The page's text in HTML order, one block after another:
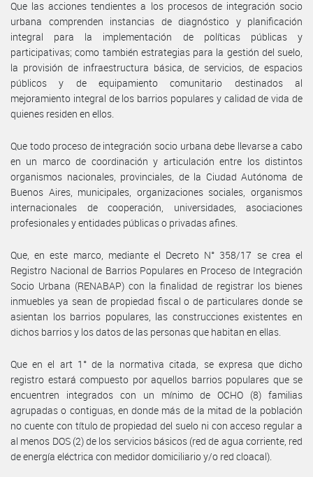
Que las acciones tendientes a los procesos de integración socio
urbana comprenden instancias de diagnóstico y planificación
integral para la implementación de políticas públicas y
participativas; como también estrategias para la gestión del suelo,
la provisión de infraestructura básica, de servicios, de espacios
públicos y de equipamiento comunitario destinados al
mejoramiento integral de los barrios populares y calidad de vida de
quienes residen en ellos.
Que todo proceso de integración socio urbana debe llevarse a cabo
en un marco de coordinación y articulación entre los distintos
organismos nacionales, provinciales, de la Ciudad Autónoma de
Buenos Aires, municipales, organizaciones sociales, organismos
internacionales de cooperación, universidades, asociaciones
profesionales y entidades públicas o privadas afines.
Que, en este marco, mediante el Decreto N° 358/17 se crea el
Registro Nacional de Barrios Populares en Proceso de Integración
Socio Urbana (RENABAP) con la finalidad de registrar los bienes
inmuebles ya sean de propiedad fiscal o de particulares donde se
asientan los barrios populares, las construcciones existentes en
dichos barrios y los datos de las personas que habitan en ellas.
Que en el art 1° de la normativa citada, se expresa que dicho
registro estará compuesto por aquellos barrios populares que se
encuentren integrados con un mínimo de OCHO (8) familias
agrupadas o contiguas, en donde más de la mitad de la población
no cuente con título de propiedad del suelo ni con acceso regular a
al menos DOS (2) de los servicios básicos (red de agua corriente, red
de energía eléctrica con medidor domiciliario y/o red cloacal).